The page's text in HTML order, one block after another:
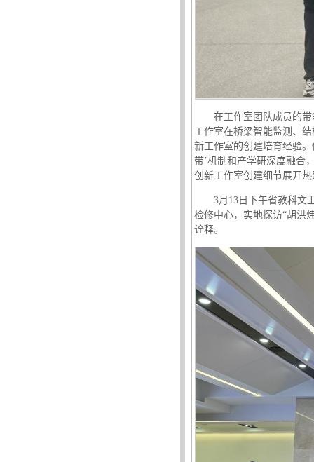
在工作室团队成员的
工作室在桥梁智能监测、
新工作室的创建培育经验
带’机制和产学研深度融合
创新工作室创建细节展开
3月13日下午省教科文
检修中心，实地探访“胡洪
诠释。